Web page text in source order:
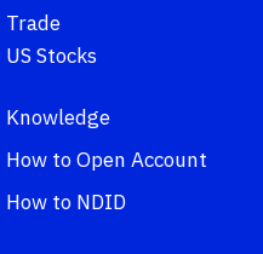
Trade
US Stocks
Knowledge
How to Open Account
How to NDID